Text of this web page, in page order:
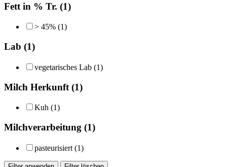
Fett in % Tr. (1)
> 45% (1)
Lab (1)
vegetarisches Lab (1)
Milch Herkunft (1)
Kuh (1)
Milchverarbeitung (1)
pasteurisiert (1)